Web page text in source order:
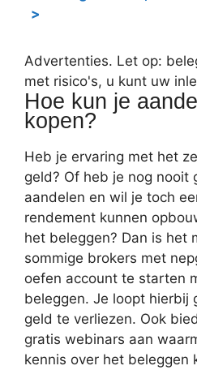
>
Advertenties. Let op:
met risico's, u kunt uw
Hoe kun je
kopen?
Heb je ervaring met het
geld? Of heb je nog nooit
aandelen en wil je toch
rendement kunnen
het beleggen? Dan is het
sommige brokers met
oefen account te starten
beleggen. Je loopt hierbij
geld te verliezen. Ook
gratis webinars aan
kennis over het beleggen